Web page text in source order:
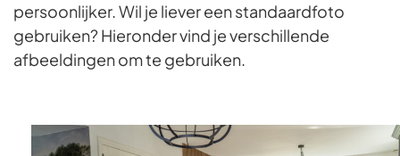
persoonlijker. Wil je liever een standaardfoto
gebruiken? Hieronder vind je verschillende
afbeeldingen om te gebruiken.